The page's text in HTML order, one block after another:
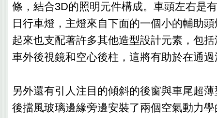
條，結合3D的照明元件構成。車頭左右是
日行車燈，主燈來自下面的一個小的輔助
起來也支配著許多其他造型設計元素，包
車外後視鏡和空心後柱，這將有助於在通
另外還有引人注目的傾斜的後窗與車尾超
後擋風玻璃邊緣旁邊安裝了兩個空氣動力